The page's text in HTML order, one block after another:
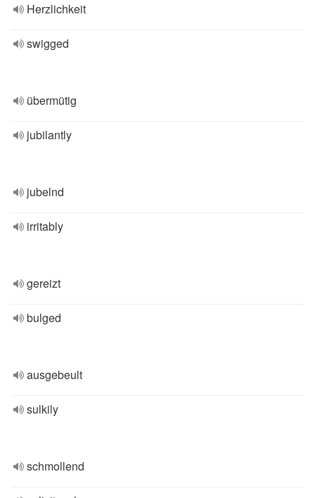
Herzlichkeit
swigged
übermütig
jubilantly
jubelnd
irritably
gereizt
bulged
ausgebeult
sulkily
schmollend